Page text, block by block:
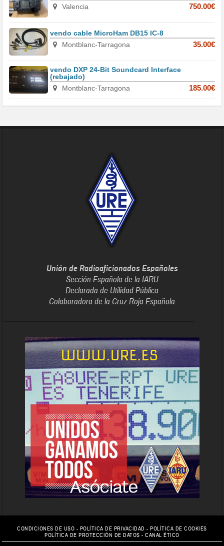
Valencia
750.00€
vendo cable MicroHam DB15 IC-8
Montblanc-Tarragona
35.00€
vendo DXP 24-Bit Soundcard Interface
(rebajado)
Montblanc-Tarragona
185.00€
Unión de Radioaficionados Españoles
Sección Española de la IARU
Declarada de Utilidad Pública
Colaboradora de la Cruz Roja Española
CONDICIONES DE USO - POLÍTICA DE PRIVACIDAD - POLÍTICA DE COOKIES
POLÍTICA DE PROTECCIÓN DE DATOS -CANAL ÉTICO